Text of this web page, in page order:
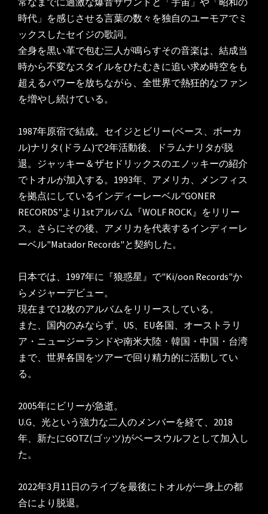
時代」を感じさせる言葉の数々を独自のユーモアでミ
ックスしたセイジの歌詞。
全身を黒い革で包む三人が鳴らすその音楽は、結成当
時から不変なスタイルをひたむきに追い求め時空をも
超えるパワーを放ちながら、全世界で熱狂的なファン
を増やし続けている。
1987年原宿で結成。セイジとビリー(ベース、ボーカ
ル)ナリタ(ドラム)で2年活動後、ドラムナリタが脱
退。ジャッキー＆ザセドリックスのエノッキーの紹介
でトオルが加入する。1993年、アメリカ、メンフィス
を拠点にしているインディーレーベル"GONER
RECORDS"より1stアルバム『WOLF ROCK』をリリー
ス。さらにその後、アメリカを代表するインディーレ
ーベル"Matador Records"と契約した。
日本では、1997年に『狼惑星』で"Ki/oon Records"か
らメジャーデビュー。
現在まで12枚のアルバムをリリースしている。
また、国内のみならず、US、EU各国、オーストラリ
ア・ニュージーランドや南米大陸・韓国・中国・台湾
まで、世界各国をツアーで回り精力的に活動してい
る。
2005年にビリーが急逝。
U.G、光という強力な二人のメンバーを経て、2018
年、新たにGOTZ(ゴッツ)がベースウルフとして加入し
た。
2022年3月11日のライブを最後にトオルが一身上の都
合により脱退。